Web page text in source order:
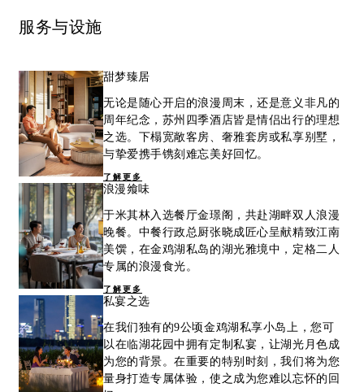
服务与设施
甜梦臻居
无论是随心开启的浪漫周末，还是意义非凡的
周年纪念，苏州四季酒店皆是情侣出行的理想
之选。下榻宽敞客房、奢雅套房或私享别墅，
与挚爱携手镌刻难忘美好回忆。
了解更多
浪漫飨味
于米其林入选餐厅金璟阁，共赴湖畔双人浪漫
晚餐。中餐行政总厨张晓成匠心呈献精致江南
美馔，在金鸡湖私岛的湖光雅境中，定格二人
专属的浪漫食光。
了解更多
私宴之选
在我们独有的9公顷金鸡湖私享小岛上，您可
以在临湖花园中拥有定制私宴，让湖光月色成
为您的背景。在重要的特别时刻，我们将为您
量身打造专属体验，使之成为您难以忘怀的回